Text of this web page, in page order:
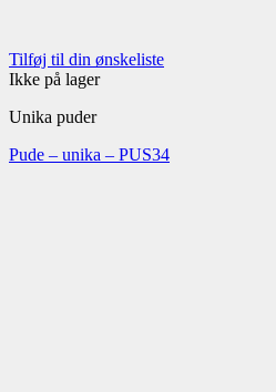
Tilføj til din ønskeliste
Ikke på lager
Unika puder
Pude – unika – PUS34